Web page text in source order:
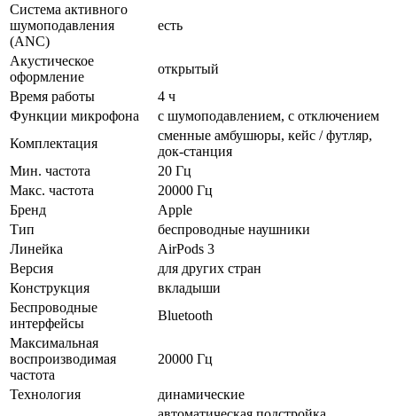
Система активного
шумоподавления
(ANC)
есть
Акустическое
оформление
открытый
Время работы
4 ч
Функции микрофона
с шумоподавлением, с отключением
Комплектация
сменные амбушюры, кейс / футляр,
док-станция
Мин. частота
20 Гц
Макс. частота
20000 Гц
Бренд
Apple
Тип
беспроводные наушники
Линейка
AirPods 3
Версия
для других стран
Конструкция
вкладыши
Беспроводные
интерфейсы
Bluetooth
Максимальная
воспроизводимая
частота
20000 Гц
Технология
динамические